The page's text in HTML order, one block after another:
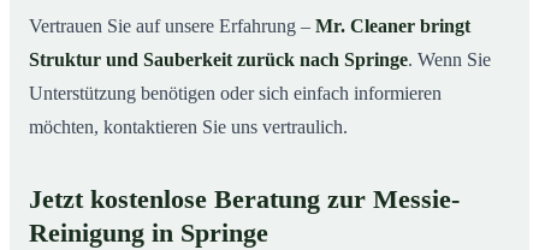
Vertrauen Sie auf unsere Erfahrung – Mr. Cleaner bringt
Struktur und Sauberkeit zurück nach Springe. Wenn Sie
Unterstützung benötigen oder sich einfach informieren
möchten, kontaktieren Sie uns vertraulich.
Jetzt kostenlose Beratung zur Messie-
Reinigung in Springe